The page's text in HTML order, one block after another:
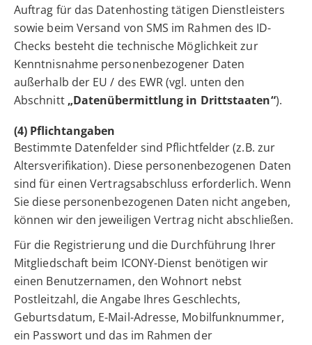
Auftrag für das Datenhosting tätigen Dienstleisters
sowie beim Versand von SMS im Rahmen des ID-
Checks besteht die technische Möglichkeit zur
Kenntnisnahme personenbezogener Daten
außerhalb der EU / des EWR (vgl. unten den
Abschnitt „Datenübermittlung in Drittstaaten“).
(4) Pflichtangaben
Bestimmte Datenfelder sind Pflichtfelder (z.B. zur
Altersverifikation). Diese personenbezogenen Daten
sind für einen Vertragsabschluss erforderlich. Wenn
Sie diese personenbezogenen Daten nicht angeben,
können wir den jeweiligen Vertrag nicht abschließen.
Für die Registrierung und die Durchführung Ihrer
Mitgliedschaft beim ICONY-Dienst benötigen wir
einen Benutzernamen, den Wohnort nebst
Postleitzahl, die Angabe Ihres Geschlechts,
Geburtsdatum, E-Mail-Adresse, Mobilfunknummer,
ein Passwort und das im Rahmen der